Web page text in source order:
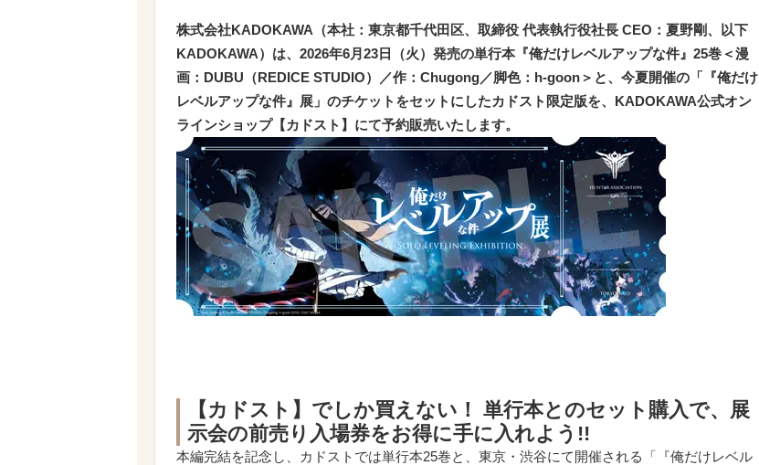
株式会社KADOKAWA（本社：東京都千代田区、取締役 代表執行役社長 CEO：夏野剛、以下
KADOKAWA）は、2026年6月23日（火）発売の単行本『俺だけレベルアップな件』25巻＜漫
画：DUBU（REDICE STUDIO）／作：Chugong／脚色：h-goon＞と、今夏開催の「『俺だけ
レベルアップな件』展」のチケットをセットにしたカドスト限定版を、KADOKAWA公式オン
ラインショップ【カドスト】にて予約販売いたします。
【カドスト】 でしか買えない！ 単行本とのセット購入で、展
示会の前売り入場券をお得に手に入れよう!!
本編完結を記念し、カドストでは単行本25巻と、東京・渋谷にて開催される「『俺だけレベル